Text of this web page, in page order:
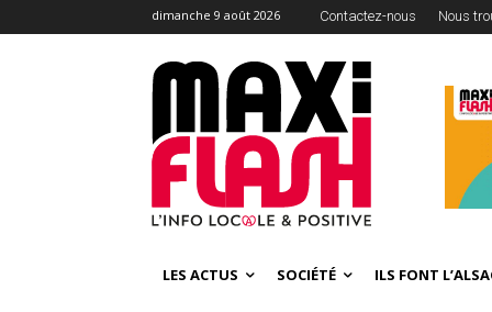
dimanche 9 août 2026 Contactez-nous Nous
LES ACTUS SOCIÉTÉ ILS FONT